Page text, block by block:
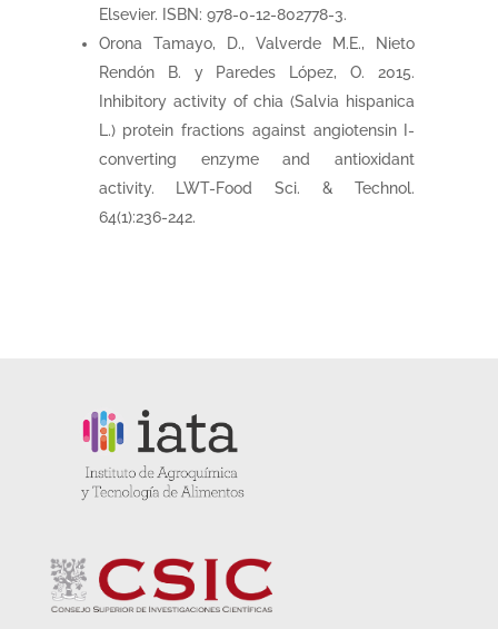
Elsevier. ISBN: 978-0-12-802778-3.
Orona Tamayo, D., Valverde M.E., Nieto
Rendón B. y Paredes López, O. 2015.
Inhibitory activity of chia (Salvia hispanica
L.) protein fractions against angiotensin I-
converting enzyme and antioxidant
activity. LWT-Food Sci. & Technol.
64(1):236-242.